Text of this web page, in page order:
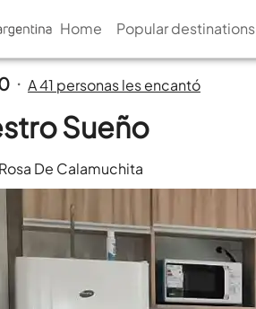
Home Popular destinations
• A 41 personas les encantó
Sueño
De Calamuchita